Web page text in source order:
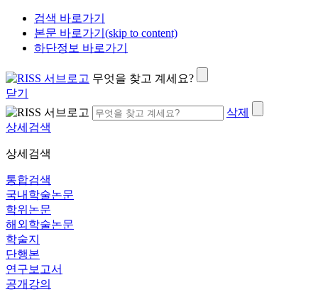
검색 바로가기
본문 바로가기(skip to content)
하단정보 바로가기
무엇을 찾고 계세요?
닫기
삭제
상세검색
상세검색
통합검색
국내학술논문
학위논문
해외학술논문
학술지
단행본
연구보고서
공개강의